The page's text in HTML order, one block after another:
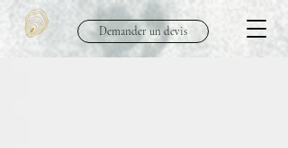
Demander un devis